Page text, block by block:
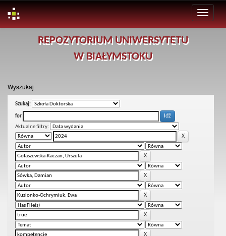
REPOZYTORIUM UNIWERSYTETU
W BIAŁYMSTOKU
Wyszukaj
Szukaj:
for
Aktualne filtry: